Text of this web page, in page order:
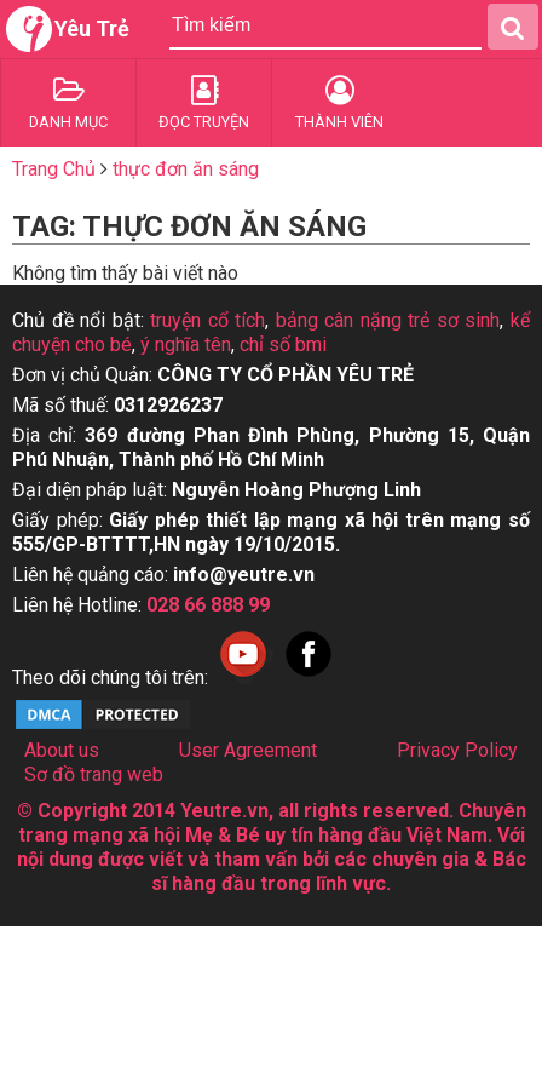
Yêu Trẻ
DANH MỤC ĐỌC TRUYỆN THÀNH VIÊN
Trang Chủ thực đơn ăn sáng
TAG: THỰC ĐƠN ĂN SÁNG
Không tìm thấy bài viết nào
Chủ đề nổi bật:truyện cổ tích, bảng cân nặng trẻ sơ sinh,kể
chuyện cho bé, ý nghĩa tên, chỉ số bmi
Đơn vị chủ Quản: CÔNG TY CỔ PHẦN YÊU TRẺ
Mã số thuế: 0312926237
Địa chỉ:369 đường Phan Đình Phùng, Phường 15, Quận
Phú Nhuận, Thành phố Hồ Chí Minh
Đại diện pháp luật: Nguyễn Hoàng Phượng Linh
Giấy phép: Giấy phép thiết lập mạng xã hội trên mạng số
555/GP-BTTTT,HN ngày 19/10/2015.
Liên hệ quảng cáo: info@yeutre.vn
Liên hệ Hotline: 028 66 888 99
Theo dõi chúng tôi trên:
About us User Agreement
Privacy Policy
Sơ đồ trang web
© Copyright 2014 Yeutre.vn, all rights reserved. Chuyên
trang mạng xã hội Mẹ & Bé uy tín hàng đầu Việt Nam. Với
nội dung được viết và tham vấn bởi các chuyên gia & Bác
sĩ hàng đầu trong lĩnh vực.